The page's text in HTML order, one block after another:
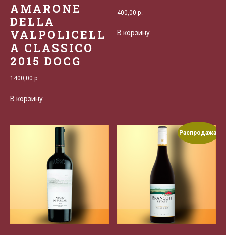
AMARONE
DELLA
VALPOLICELL
A CLASSICO
2015 DOCG
1400,00 р.
В корзину
400,00р.
В корзину
Распродажа!